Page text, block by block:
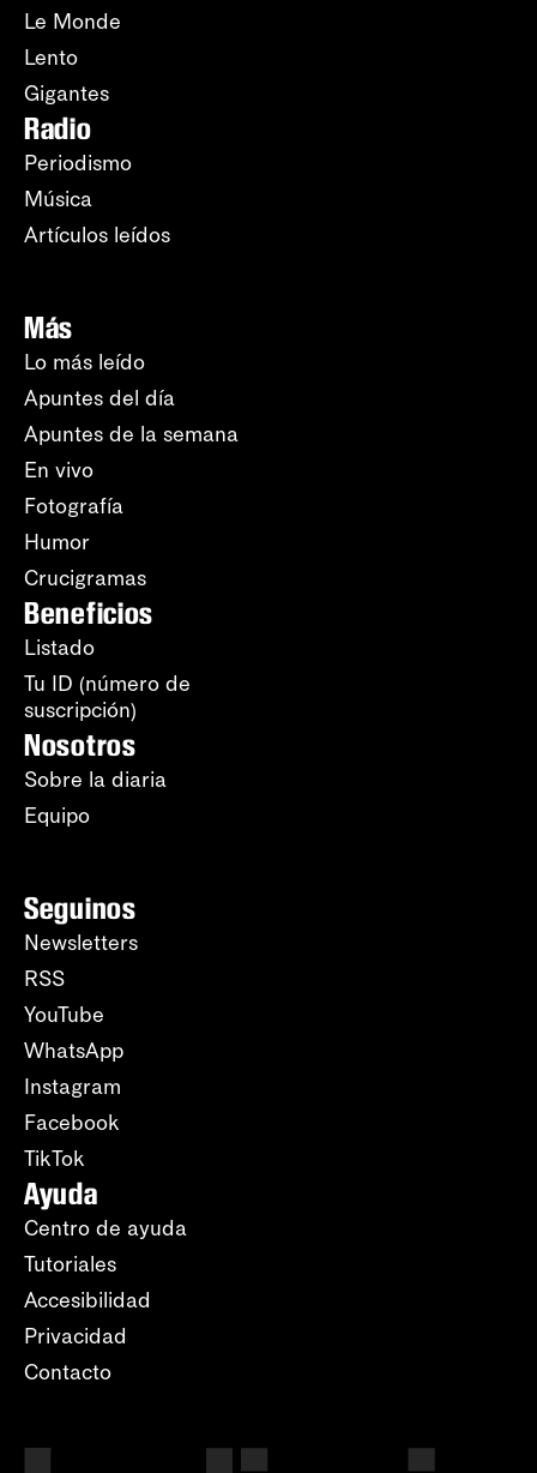
Le Monde
Lento
Gigantes
Radio
Periodismo
Música
Artículos leídos
Más
Lo más leído
Apuntes del día
Apuntes de la semana
En vivo
Fotografía
Humor
Crucigramas
Beneficios
Listado
Tu ID (número de
suscripción)
Nosotros
Sobre la diaria
Equipo
Seguinos
Newsletters
RSS
YouTube
WhatsApp
Instagram
Facebook
TikTok
Ayuda
Centro de ayuda
Tutoriales
Accesibilidad
Privacidad
Contacto